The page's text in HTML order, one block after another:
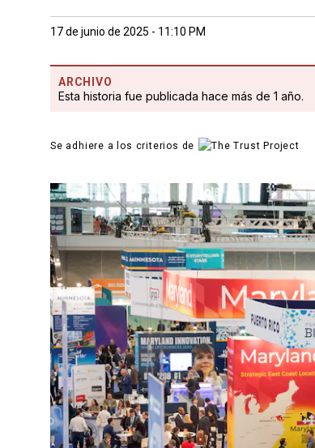
17 de junio de 2025 - 11:10 PM
ARCHIVO
Esta historia fue publicada hace más de 1 año.
Se adhiere a los criterios de